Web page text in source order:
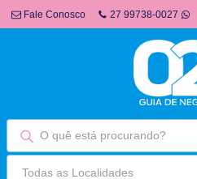
Fale Conosco 27 99738-0027